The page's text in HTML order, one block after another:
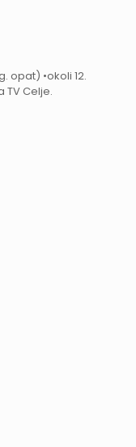
opat) •okoli 12.
TV Celje.